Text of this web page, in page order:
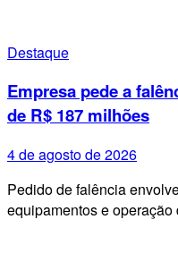
Destaque
Empresa pede a
de R$ 187 milhões
4 de agosto de 2026
Pedido de falência
equipamentos e